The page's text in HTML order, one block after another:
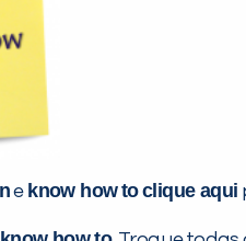
e know howtoclique aqui